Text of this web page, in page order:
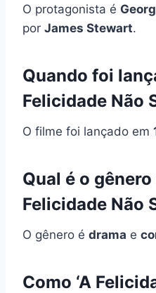
O protagonista é
por James Stewart.
Quando foi
Felicidade Não
O filme foi lançado em
Qual é o gênero
Felicidade Não
O gênero é drama e
Como ‘A